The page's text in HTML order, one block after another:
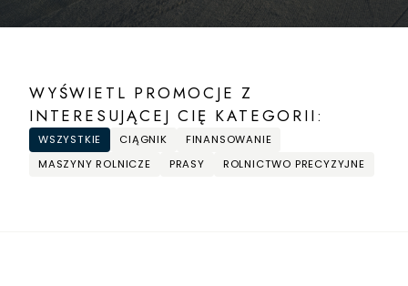
WYŚWIETL PROMOCJE Z
INTERESUJĄCEJ CIĘ KATEGORII:
WSZYSTKIE CIĄGNIK
FINANSOWANIE
MASZYNY ROLNICZE
PRASY ROLNICTWO PRECYZYJNE